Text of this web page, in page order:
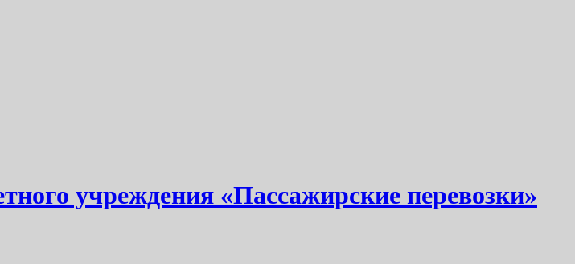
учреждения «Пассажирские перевозки»